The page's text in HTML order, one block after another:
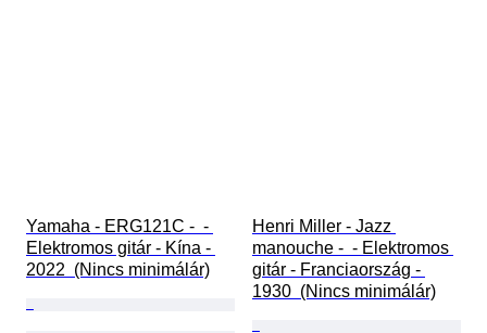
Yamaha - ERG121C -  -
Elektromos gitár - Kína -
2022  (Nincs minimálár)
Henri Miller - Jazz
manouche -  - Elektromos
gitár - Franciaország -
1930  (Nincs minimálár)